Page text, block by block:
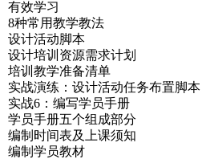
有效学习
8种常用教学教法
设计活动脚本
设计培训资源需求计划
培训教学准备清单
实战演练：设计活动任务布置脚本
实战6：编写学员手册
学员手册五个组成部分
编制时间表及上课须知
编制学员教材